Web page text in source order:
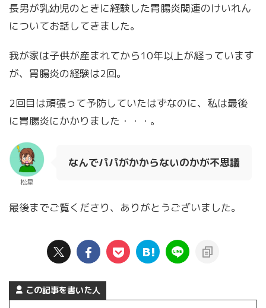
長男が乳幼児のときに経験した胃腸炎関連のけいれん
についてお話してきました。
我が家は子供が産まれてから10年以上が経っています
が、胃腸炎の経験は2回。
2回目は頑張って予防していたはずなのに、私は最後
に胃腸炎にかかりました・・・。
松星
なんでパパがかからないのかが不思議
最後までご覧くださり、ありがとうございました。
この記事を書いた人